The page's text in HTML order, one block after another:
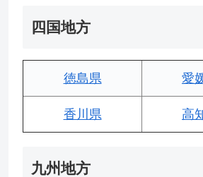
四国地方
徳島県 愛
香川県 高
九州地方